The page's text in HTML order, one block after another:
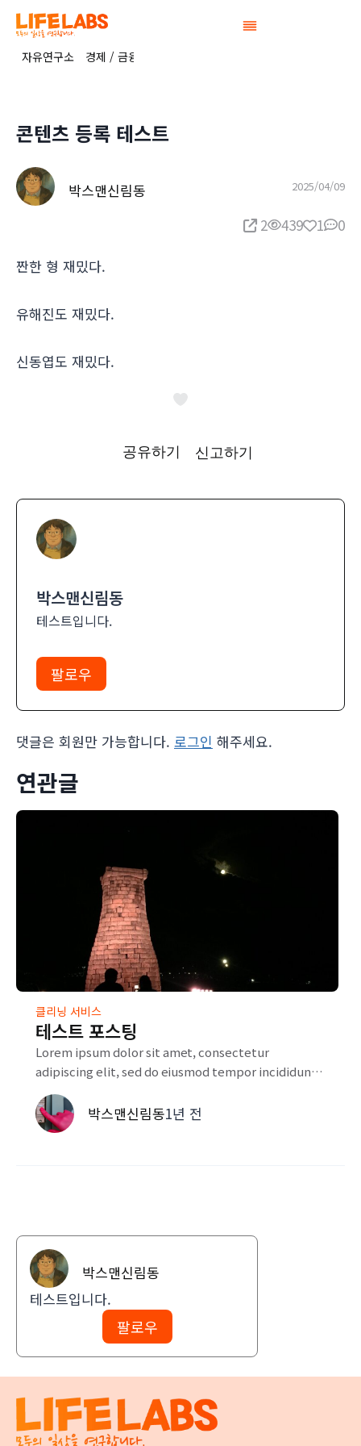
Skip
content
자유연구소 경제 / 금융 연구소
콘텐츠 등록 테스트
박스맨신림동 2025/04/09
2 439 1 0
짠한 형 재밌다.
유해진도 재밌다.
신동엽도 재밌다.
공유하기 신고하기
박스맨신림동
테스트입니다.
팔로우
댓글은 회원만 가능합니다. 로그인 해주세요.
연관글
클리닝 서비스
테스트 포스팅
Lorem ipsum dolor sit amet, consectetur
adipiscing elit, sed do eiusmod tempor incididunt
ut labore et…
박스맨신림동1년 전
박스맨신림동
테스트입니다.
팔로우